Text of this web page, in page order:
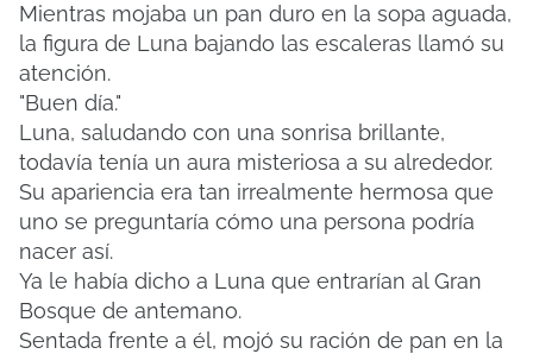
Mientras mojaba un pan duro en la sopa aguada,
la figura de Luna bajando las escaleras llamó su
atención.
"Buen día."
Luna, saludando con una sonrisa brillante,
todavía tenía un aura misteriosa a su alrededor.
Su apariencia era tan irrealmente hermosa que
uno se preguntaría cómo una persona podría
nacer así.
Ya le había dicho a Luna que entrarían al Gran
Bosque de antemano.
Sentada frente a él, mojó su ración de pan en la